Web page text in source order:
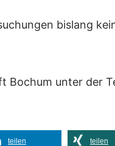
bislang
unter der
teilen teilen